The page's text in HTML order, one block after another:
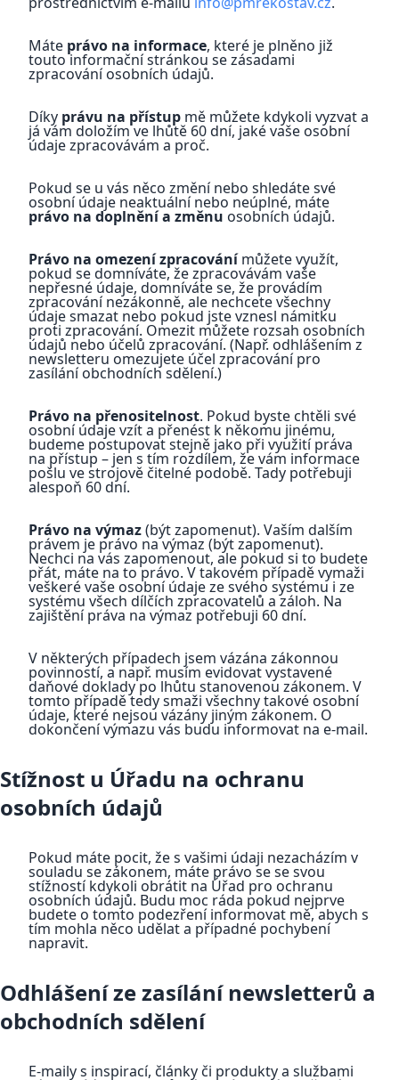
Máte právo na informace, které je plněno již
touto informační stránkou se zásadami
zpracování osobních údajů.
Díky právu na přístup mě můžete kdykoli vyzvat a
já vám doložím ve lhůtě 60 dní, jaké vaše osobní
údaje zpracovávám a proč.
Pokud se u vás něco změní nebo shledáte své
osobní údaje neaktuální nebo neúplné, máte
právo na doplnění a změnu osobních údajů.
Právo na omezení zpracovánímůžete využít,
pokud se domníváte, že zpracovávám vaše
nepřesné údaje, domníváte se, že provádím
zpracování nezákonně, ale nechcete všechny
údaje smazat nebo pokud jste vznesl námitku
proti zpracování. Omezit můžete rozsah osobních
údajů nebo účelů zpracování. (Např. odhlášením z
newsletteru omezujete účel zpracování pro
zasílání obchodních sdělení.)
Právo na přenositelnost. Pokud byste chtěli své
osobní údaje vzít a přenést k někomu jinému,
budeme postupovat stejně jako při využití práva
na přístup – jen s tím rozdílem, že vám informace
pošlu ve strojově čitelné podobě. Tady potřebuji
alespoň 60 dní.
Právo na výmaz(být zapomenut). Vaším dalším
právem je právo na výmaz (být zapomenut).
Nechci na vás zapomenout, ale pokud si to budete
přát, máte na to právo. V takovém případě vymaži
veškeré vaše osobní údaje ze svého systému i ze
systému všech dílčích zpracovatelů a záloh. Na
zajištění práva na výmaz potřebuji 60 dní.
V některých případech jsem vázána zákonnou
povinností, a např. musím evidovat vystavené
daňové doklady po lhůtu stanovenou zákonem. V
tomto případě tedy smaži všechny takové osobní
údaje, které nejsou vázány jiným zákonem. O
dokončení výmazu vás budu informovat na e-mail.
Stížnost u Úřadu na ochranu
osobních údajů
Pokud máte pocit, že s vašimi údaji nezacházím v
souladu se zákonem, máte právo se se svou
stížností kdykoli obrátit na Úřad pro ochranu
osobních údajů. Budu moc ráda pokud nejprve
budete o tomto podezření informovat mě, abych s
tím mohla něco udělat a případné pochybení
napravit.
Odhlášení ze zasílání newsletterů a
obchodních sdělení
E-maily s inspirací, články či produkty a službami